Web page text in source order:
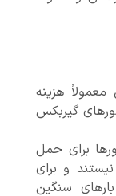
هزینه
گیربکس
برای حمل
و برای
سنگین